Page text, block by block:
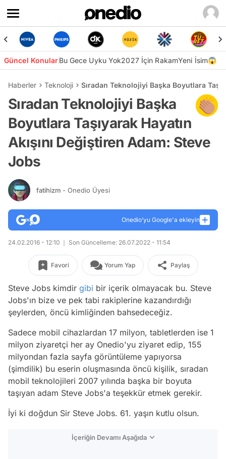
Güncel KonularBu Gece Uyku Yok2027 İçin RakamYeni İsim😱
Haberler Teknoloji Sıradan Teknolojiyi Başka Boyutlara
Sıradan Teknolojiyi Başka
Boyutlara Taşıyarak Hayatın
Akışını Değiştiren Adam: Steve
Jobs
fatihizm - Onedio Üyesi
Onedio’yu Google'a ekleyin
24.02.2016 - 12:10 Son Güncelleme: 26.07.2022 - 11:54
Favori Yorum Yap Paylaş
Steve Jobs kimdir gibi bir içerik olmayacak bu. Steve
Jobs'ın bize ve pek tabi rakiplerine kazandırdığı
şeylerden, öncü kimliğinden bahsedeceğiz.
Sadece mobil cihazlardan 17 milyon, tabletlerden ise 1
milyon ziyaretçi her ay Onedio'yu ziyaret edip, 155
milyondan fazla sayfa görüntüleme yapıyorsa
(şimdilik) bu eserin oluşmasında öncü kişilik, sıradan
mobil teknolojileri 2007 yılında başka bir boyuta
taşıyan adam Steve Jobs'a teşekkür etmek gerekir.
İyi ki doğdun Sir Steve Jobs. 61. yaşın kutlu olsun.
İçeriğin Devamı Aşağıda